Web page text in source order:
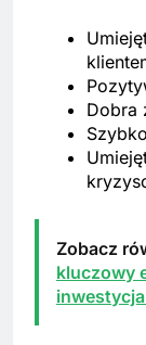
Dobra
Zobacz
kluczowy